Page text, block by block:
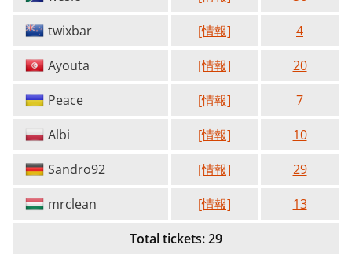
twixbar
[情報]
4
Ayouta
[情報]
20
Peace
[情報]
7
Albi
[情報]
10
Sandro92
[情報]
29
mrclean
[情報]
13
Total tickets: 29